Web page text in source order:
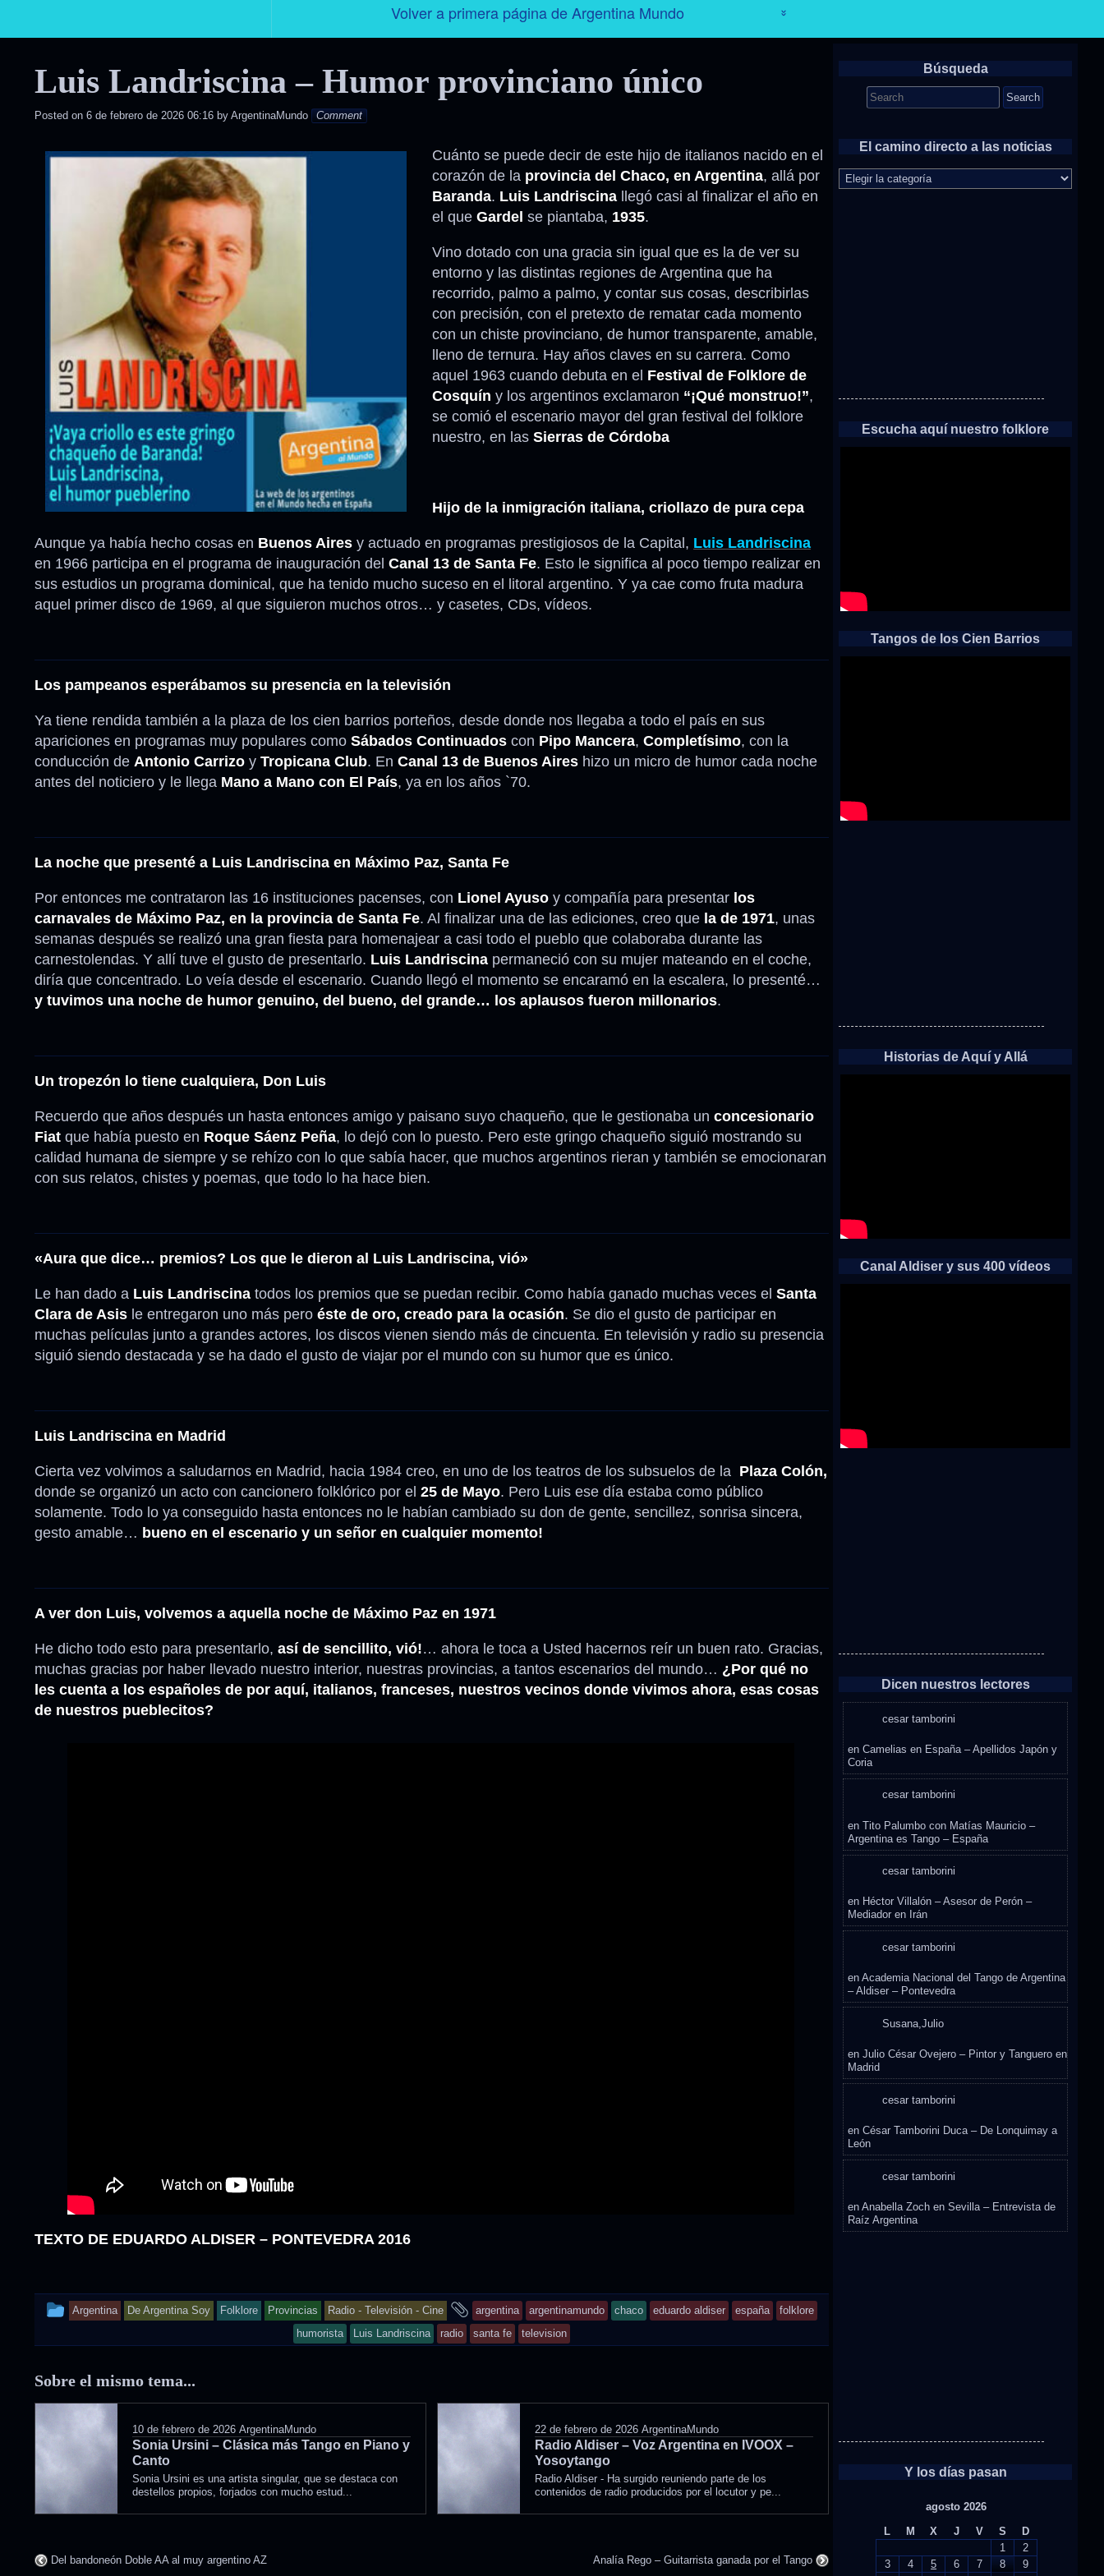
Volver a primera página de Argentina Mundo
Tango
Historia
Deporte
Radio – Televisión – Cine
Turismo
Anécdotas
Luis Landriscina – Humor provinciano único
Posted on 6 de febrero de 2026 06:16 by ArgentinaMundo Comment
Cuánto se puede decir de este hijo de italianos nacido en el
corazón de la provincia del Chaco, en Argentina, allá por
Baranda. Luis Landriscinallegó casi al finalizar el año en
el que Gardel se piantaba, 1935.
Vino dotado con una gracia sin igual que es la de ver su
entorno y las distintas regiones de Argentina que ha
recorrido, palmo a palmo, y contar sus cosas, describirlas
con precisión, con el pretexto de rematar cada momento
con un chiste provinciano, de humor transparente, amable,
lleno de ternura. Hay años claves en su carrera. Como
aquel 1963 cuando debuta en el Festival de Folklore de
Cosquín y los argentinos exclamaron “¡Qué monstruo!”,
se comió el escenario mayor del gran festival del folklore
nuestro, en las Sierras de Córdoba
Hijo de la inmigración italiana, criollazo de pura cepa
Aunque ya había hecho cosas en Buenos Aires y actuado en programas prestigiosos de la Capital, Luis Landriscina
en 1966 participa en el programa de inauguración del Canal 13 de Santa Fe. Esto le significa al poco tiempo realizar en
sus estudios un programa dominical, que ha tenido mucho suceso en el litoral argentino. Y ya cae como fruta madura
aquel primer disco de 1969, al que siguieron muchos otros… y casetes, CDs, vídeos.
Los pampeanos esperábamos su presencia en la televisión
Ya tiene rendida también a la plaza de los cien barrios porteños, desde donde nos llegaba a todo el país en sus
apariciones en programas muy populares como Sábados Continuados con Pipo Mancera, Completísimo, con la
conducción de Antonio Carrizo y Tropicana Club. En Canal 13 de Buenos Aires hizo un micro de humor cada noche
antes del noticiero y le llega Mano a Mano con El País, ya en los años `70.
La noche que presenté a Luis Landriscina en Máximo Paz, Santa Fe
Por entonces me contrataron las 16 instituciones pacenses, con Lionel Ayuso y compañía para presentar los
carnavales de Máximo Paz, en la provincia de Santa Fe. Al finalizar una de las ediciones, creo que la de 1971, unas
semanas después se realizó una gran fiesta para homenajear a casi todo el pueblo que colaboraba durante las
carnestolendas. Y allí tuve el gusto de presentarlo. Luis Landriscina permaneció con su mujer mateando en el coche,
diría que concentrado. Lo veía desde el escenario. Cuando llegó el momento se encaramó en la escalera, lo presenté…
y tuvimos una noche de humor genuino, del bueno, del grande… los aplausos fueron millonarios.
Un tropezón lo tiene cualquiera, Don Luis
Recuerdo que años después un hasta entonces amigo y paisano suyo chaqueño, que le gestionaba un concesionario
Fiat que había puesto en Roque Sáenz Peña, lo dejó con lo puesto. Pero este gringo chaqueño siguió mostrando su
calidad humana de siempre y se rehízo con lo que sabía hacer, que muchos argentinos rieran y también se emocionaran
con sus relatos, chistes y poemas, que todo lo ha hace bien.
«Aura que dice… premios? Los que le dieron al Luis Landriscina, vió»
Le han dado a Luis Landriscina todos los premios que se puedan recibir. Como había ganado muchas veces el Santa
Clara de Asis le entregaron uno más pero éste de oro, creado para la ocasión. Se dio el gusto de participar en
muchas películas junto a grandes actores, los discos vienen siendo más de cincuenta. En televisión y radio su presencia
siguió siendo destacada y se ha dado el gusto de viajar por el mundo con su humor que es único.
Luis Landriscina en Madrid
Cierta vez volvimos a saludarnos en Madrid, hacia 1984 creo, en uno de los teatros de los subsuelos de la Plaza Colón,
donde se organizó un acto con cancionero folklórico por el 25 de Mayo. Pero Luis ese día estaba como público
solamente. Todo lo ya conseguido hasta entonces no le habían cambiado su don de gente, sencillez, sonrisa sincera,
gesto amable… bueno en el escenario y un señor en cualquier momento!
A ver don Luis, volvemos a aquella noche de Máximo Paz en 1971
He dicho todo esto para presentarlo, así de sencillito, vió!… ahora le toca a Usted hacernos reír un buen rato. Gracias,
muchas gracias por haber llevado nuestro interior, nuestras provincias, a tantos escenarios del mundo… ¿Por qué no
les cuenta a los españoles de por aquí, italianos, franceses, nuestros vecinos donde vivimos ahora, esas cosas
de nuestros pueblecitos?
TEXTO DE EDUARDO ALDISER – PONTEVEDRA 2016
This
posted
Argentina De Argentina Soy Folklore Provincias Radio - Televisión - Cine
and
tagged
argentina argentinamundo chaco eduardo aldiser españa
folklore
humorista
Luis Landriscina radio santa fe television
Sobre el mismo tema...
10 de febrero de 2026 ArgentinaMundo
Sonia Ursini – Clásica más Tango en Piano y
Canto
Sonia Ursini es una artista singular, que se destaca con
destellos propios, forjados con mucho estud...
22 de febrero de 2026 ArgentinaMundo
Radio Aldiser – Voz Argentina en IVOOX –
Yosoytango
Radio Aldiser - Ha surgido reuniendo parte de los
contenidos de radio producidos por el locutor y pe...
Del bandoneón Doble AA al muy argentino AZ Analía Rego – Guitarrista ganada por el Tango
Búsqueda
Search
for:
El camino directo a las noticias
El
camino
Escucha aquí nuestro folklore
Tangos de los Cien Barrios
Historias de Aquí y Allá
Canal Aldiser y sus 400 vídeos
Dicen nuestros lectores
cesar tamborini
enCamelias en España – Apellidos Japón y
Coria
cesar tamborini
enTito Palumbo con Matías Mauricio –
Argentina es Tango – España
cesar tamborini
en Héctor Villalón – Asesor de Perón –
Mediador en Irán
cesar tamborini
enAcademia Nacional del Tango de Argentina
– Aldiser – Pontevedra
Susana,Julio
enJulio César Ovejero – Pintor y Tanguero en
Madrid
cesar tamborini
enCésar Tamborini Duca – De Lonquimay a
León
cesar tamborini
enAnabella Zoch en Sevilla – Entrevista de
Raíz Argentina
Y los días pasan
agosto 2026
L
M X J V S
D
1
2
3
4 5 6 7 8
9